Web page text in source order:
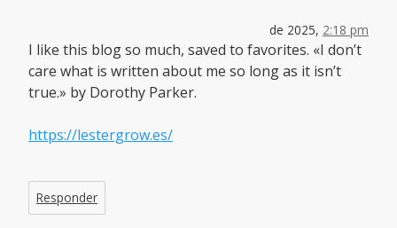
de 2025, 2:18 pm
I like this blog so much, saved to favorites. «I don’t
care what is written about me so long as it isn’t
true.» by Dorothy Parker.
https://lestergrow.es/
Responder